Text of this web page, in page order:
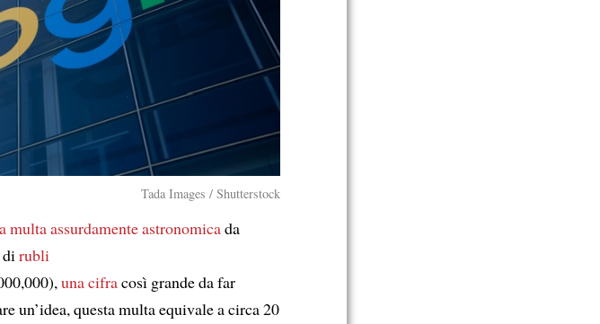
Tada Images / Shutterstock
multa assurdamente astronomicada
dirubli
una cifracosì grande da far
un’idea, questa multa equivale a circa 20